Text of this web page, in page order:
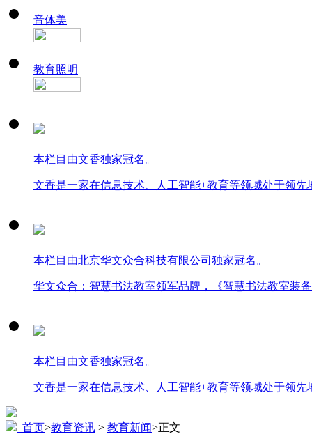
音体美
教育照明
本栏目由文香独家冠名。
文香是一家在信息技术、人工智能+教育等领域处于领
本栏目由北京华文众合科技有限公司独家冠名。
华文众合：智慧书法教室领军品牌，《智慧书法教室装
本栏目由文香独家冠名。
文香是一家在信息技术、人工智能+教育等领域处于领
首页>教育资讯 > 教育新闻>正文